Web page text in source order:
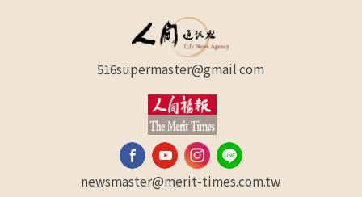
516supermaster@gmail.com
newsmaster@merit-times.com.tw